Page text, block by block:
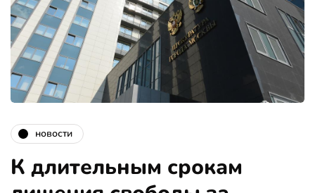
новости
К длительным срокам